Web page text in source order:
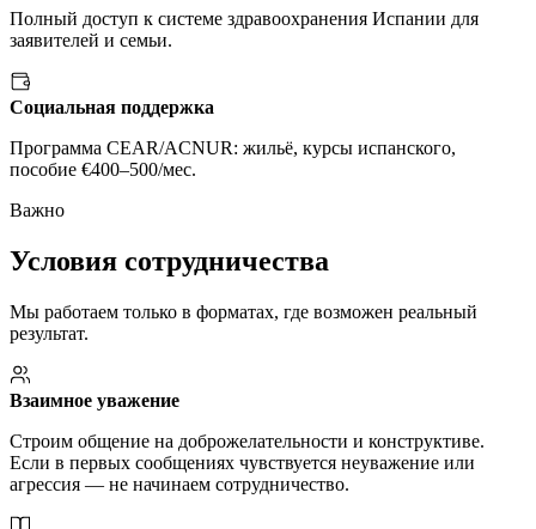
Полный доступ к системе здравоохранения Испании для
заявителей и семьи.
Социальная поддержка
Программа CEAR/ACNUR: жильё, курсы испанского,
пособие €400–500/мес.
Важно
Условия сотрудничества
Мы работаем только в форматах, где возможен реальный
результат.
Взаимное уважение
Строим общение на доброжелательности и конструктиве.
Если в первых сообщениях чувствуется неуважение или
агрессия — не начинаем сотрудничество.